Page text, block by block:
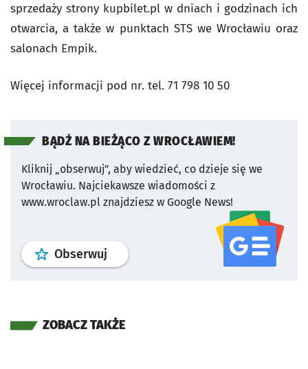
sprzedaży strony kupbilet.pl w dniach i godzinach ich
otwarcia, a także w punktach STS we Wrocławiu oraz
salonach Empik.
Więcej informacji pod nr. tel. 71 798 10 50
BĄDŹ NA BIEŻĄCO Z WROCŁAWIEM!
Kliknij „obserwuj”, aby wiedzieć, co dzieje się we
Wrocławiu. Najciekawsze wiadomości z
www.wroclaw.pl znajdziesz w Google News!
Obserwuj profil serwisu
ZOBACZ TAKŻE